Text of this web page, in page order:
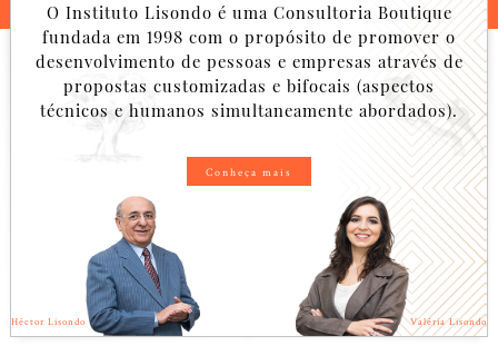
Héctor Lisondo
O Instituto Lisondo é uma Consultoria Boutique
fundada em 1998 com o propósito de promover o
desenvolvimento de pessoas e empresas através de
propostas customizadas e bifocais (aspectos
técnicos e humanos simultaneamente abordados).
Conheça mais
Valéria Lisondo